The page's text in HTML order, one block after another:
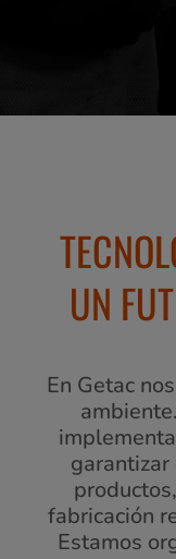
UN
En Getac
fabricación
Estamos